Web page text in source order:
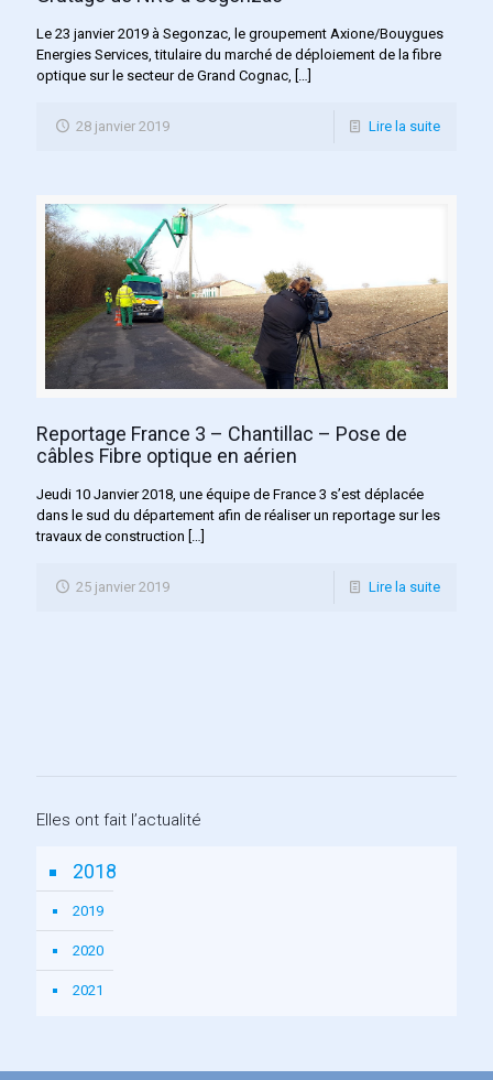
Le 23 janvier 2019 à Segonzac, le groupement Axione/Bouygues
Energies Services, titulaire du marché de déploiement de la fibre
optique sur le secteur de Grand Cognac,
28 janvier 2019 Lire la suite
Reportage France 3 – Chantillac – Pose de
câbles Fibre optique en aérien
Jeudi 10 Janvier 2018, une équipe de France 3 s’est déplacée
dans le sud du département afin de réaliser un reportage sur les
travaux de construction […]
25 janvier 2019 Lire la suite
Elles ont fait l’actualité
2018
2019
2020
2021